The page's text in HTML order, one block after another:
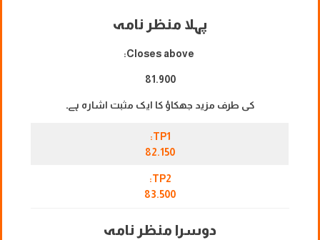
پہلا منظر نامہ
81.900
کی طرف مزید جھکاؤ کا ایک مثبت اشارہ ہے۔
TP1:
82.150
TP2:
83.500
دوسرا منظر نامہ